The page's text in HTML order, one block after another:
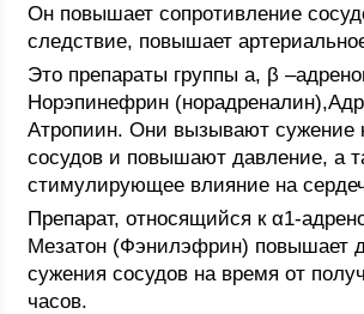
Он повышает сопротивление
следствие, повышает
Это препараты группы а, β
Норэпинефрин
Атропиин. Они вызывают сужение
сосудов и повышают давление, а
стимулирующее влияние на
Препарат, относящийся к α1-
Мезатон (Фэнилэфрин) повышает
сужения сосудов на время от
часов.